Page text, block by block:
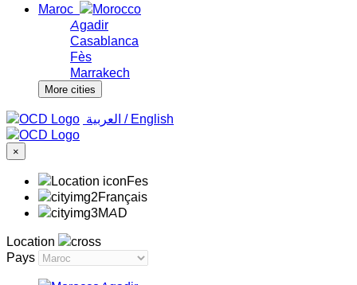
Maroc
Agadir
Casablanca
Fès
Marrakech
More cities
‏العربية ‏ / English
×
Fes
Français
MAD
Location
Pays